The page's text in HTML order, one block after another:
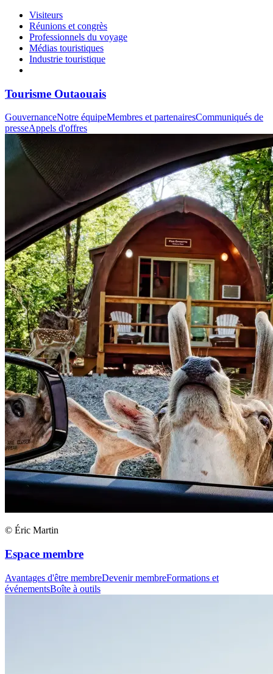
Visiteurs
Réunions et congrès
Professionnels du voyage
Médias touristiques
Industrie touristique
Tourisme Outaouais
GouvernanceNotre équipeMembres et partenairesCommuniqués de
presseAppels d'offres
© Éric Martin
Espace membre
Avantages d'être membreDevenir membreFormations et
événementsBoîte à outils